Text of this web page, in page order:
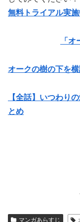
無料トライアル実
「
オークの樹の下を横
【全話】いつわり
とめ
マンガあらすじ